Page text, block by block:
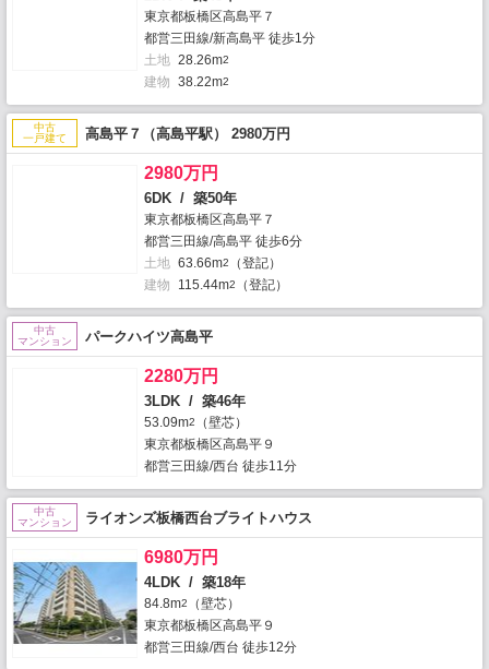
東京都板橋区高島平７
都営三田線/新高島平 徒歩1分
土地 28.26m2
建物 38.22m2
中古
一戸建て
高島平７（高島平駅） 2980万円
2980万円
6DK / 築50年
東京都板橋区高島平７
都営三田線/高島平 徒歩6分
土地 63.66m2
（登記）
建物
115.44m2 （登記）
中古
マンション
パークハイツ高島平
2280万円
3LDK / 築46年
53.09m2
（壁芯）
東京都板橋区高島平９
都営三田線/西台 徒歩11分
中古
マンション
ライオンズ板橋西台ブライトハウス
6980万円
4LDK / 築18年
84.8m2
（壁芯）
東京都板橋区高島平９
都営三田線/西台 徒歩12分